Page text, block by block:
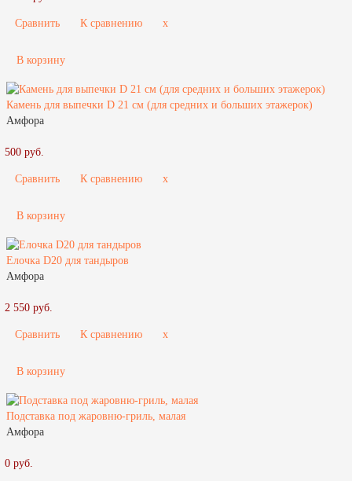
Сравнить К сравнению x
В корзину
Камень для выпечки D 21 см (для средних и больших этажерок)
Амфора
500 руб.
Сравнить К сравнению x
В корзину
Елочка D20 для тандыров
Амфора
2 550 руб.
Сравнить К сравнению x
В корзину
Подставка под жаровню-гриль, малая
Амфора
0 руб.